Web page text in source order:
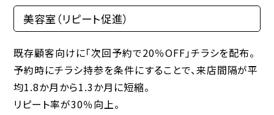
美容室（リピート促進）
既存顧客向けに「次回予約で20％OFF」チラシを配布。
予約時にチラシ持参を条件にすることで、来店間隔が平
均1.8か月から1.3か月に短縮。
リピート率が30％向上。